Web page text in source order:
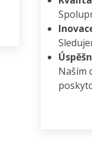
Naším